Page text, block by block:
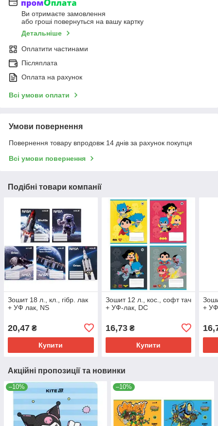
Ви отримаєте замовлення
або гроші повернуться на вашу картку
Детальніше
Оплатити частинами
Післяплата
Оплата на рахунок
Всі умови оплати
Умови повернення
Повернення товару впродовж 14 днів за рахунок покупця
Всі умови повернення
Подібні товари компанії
Зошит 18 л., кл., гібр. лак
+ УФ лак, NS
20,47 ₴
Купити
Зошит 12 л., кос., софт тач
+ УФ-лак, DC
16,73₴
Купити
+
Акційні пропозиції та новинки
–10% –10%